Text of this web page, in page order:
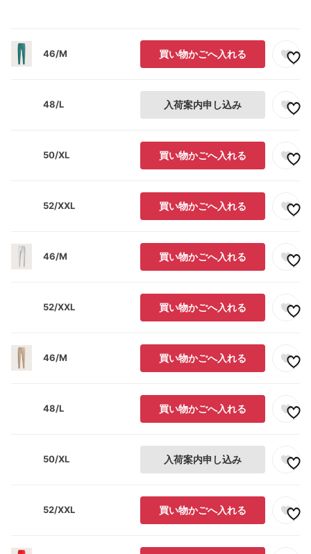
46/M 買い物かごへ入れる
48/L 入荷案内申し込み
50/XL 買い物かごへ入れる
52/XXL 買い物かごへ入れる
46/M 買い物かごへ入れる
52/XXL 買い物かごへ入れる
46/M 買い物かごへ入れる
48/L 買い物かごへ入れる
50/XL 入荷案内申し込み
52/XXL 買い物かごへ入れる